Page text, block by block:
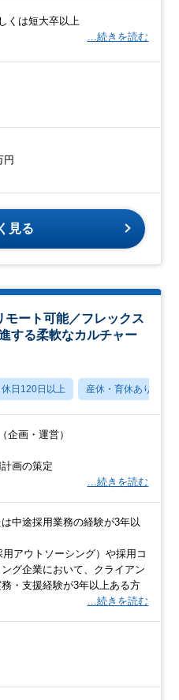
くは短大卒以上
…続きを読む
円
見る
モート可能／フレックス
する柔軟なカルチャー
休日120日以上 産休・育休あり
企画・運営）
計画の策定
…続きを読む
中途採用業務の経験が3年以
アウトソーシング）や採用コ
グ企業において、クライアン
務・支援経験が3年以上ある方
…続きを読む